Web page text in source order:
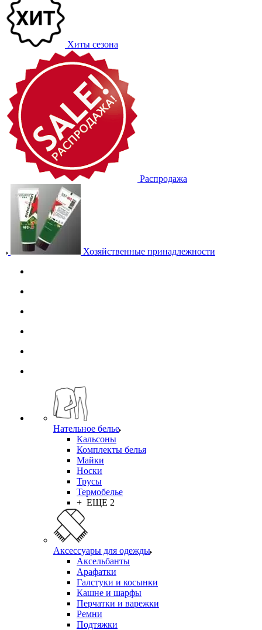
Хиты сезона
Распродажа
Хозяйственные принадлежности
Нательное белье
Кальсоны
Комплекты белья
Майки
Носки
Трусы
Термобелье
+ ЕЩЕ 2
Аксессуары для одежды
Аксельбанты
Арафатки
Галстуки и косынки
Кашне и шарфы
Перчатки и варежки
Ремни
Подтяжки